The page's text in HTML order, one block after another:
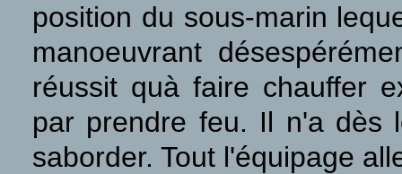
position du sous-marin
manoeuvrant
réussit quà faire chauffer
par prendre feu. Il n'a dès
saborder. Tout l'équipage